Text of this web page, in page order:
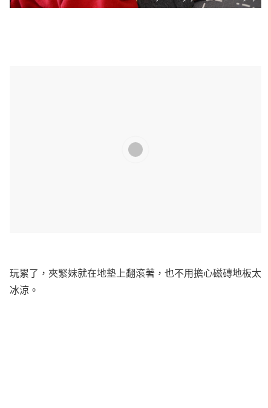
玩累了，夾緊妹就在地墊上翻滾著，也不用擔心磁磚地板太
冰涼。